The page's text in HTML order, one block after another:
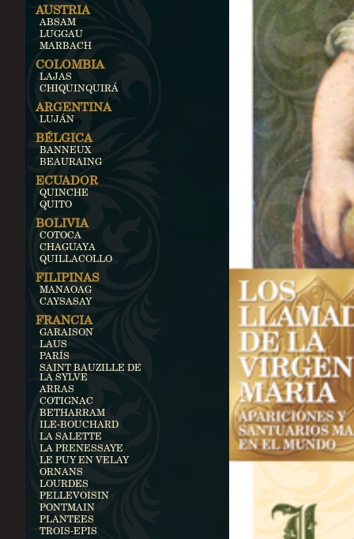
AUSTRIA
ABSAM
LUGGAU
MARBACH
COLOMBIA
LAJAS
CHIQUINQUIRÁ
ARGENTINA
LUJÁN
BÉLGICA
BANNEUX
BEAURAING
ECUADOR
QUINCHE
QUITO
BOLIVIA
COTOCA
CHAGUAYA
QUILLACOLLO
FILIPINAS
MANAOAG
CAYSASAY
FRANCIA
GARAISON
LAUS
PARÍS
SAINT BAUZILLE DE
LA SYLVE
ARRAS
COTIGNAC
BETHARRAM
ILE-BOUCHARD
LA SALETTE
LA PRENESSAYE
LE PUY EN VELAY
ORNANS
LOURDES
PELLEVOISIN
PONTMAIN
PLANTEES
TROIS-EPIS